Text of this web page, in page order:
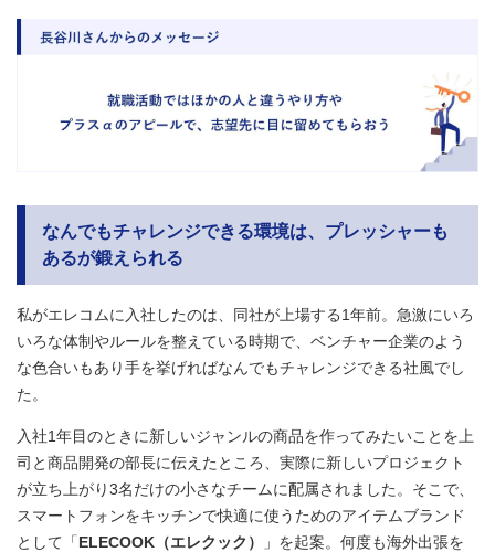
なんでもチャレンジできる環境は、プレッシャーも
あるが鍛えられる
私がエレコムに入社したのは、同社が上場する1年前。急激にいろ
いろな体制やルールを整えている時期で、ベンチャー企業のよう
な色合いもあり手を挙げればなんでもチャレンジできる社風でし
た。
入社1年目のときに新しいジャンルの商品を作ってみたいことを上
司と商品開発の部長に伝えたところ、実際に新しいプロジェクト
が立ち上がり3名だけの小さなチームに配属されました。そこで、
スマートフォンをキッチンで快適に使うためのアイテムブランド
として「ELECOOK（エレクック）
」を起案。何度も海外出張を